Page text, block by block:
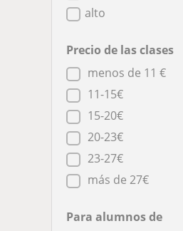
alto
Precio de las clases
menos de 11 €
11-15€
15-20€
20-23€
23-27€
más de 27€
Para alumnos de